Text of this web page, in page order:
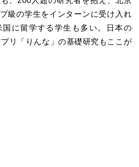
級の学生をインターンに受け入れ
に留学する学生も多い。日本の
リ「りんな」の基礎研究もここが